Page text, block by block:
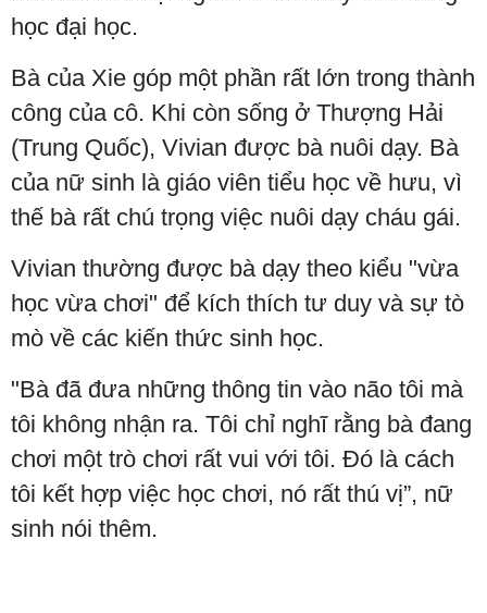
học đại học.
Bà của Xie góp một phần rất lớn trong thành
công của cô. Khi còn sống ở Thượng Hải
(Trung Quốc), Vivian được bà nuôi dạy. Bà
của nữ sinh là giáo viên tiểu học về hưu, vì
thế bà rất chú trọng việc nuôi dạy cháu gái.
Vivian thường được bà dạy theo kiểu "vừa
học vừa chơi" để kích thích tư duy và sự tò
mò về các kiến thức sinh học.
"Bà đã đưa những thông tin vào não tôi mà
tôi không nhận ra. Tôi chỉ nghĩ rằng bà đang
chơi một trò chơi rất vui với tôi. Đó là cách
tôi kết hợp việc học chơi, nó rất thú vị”, nữ
sinh nói thêm.